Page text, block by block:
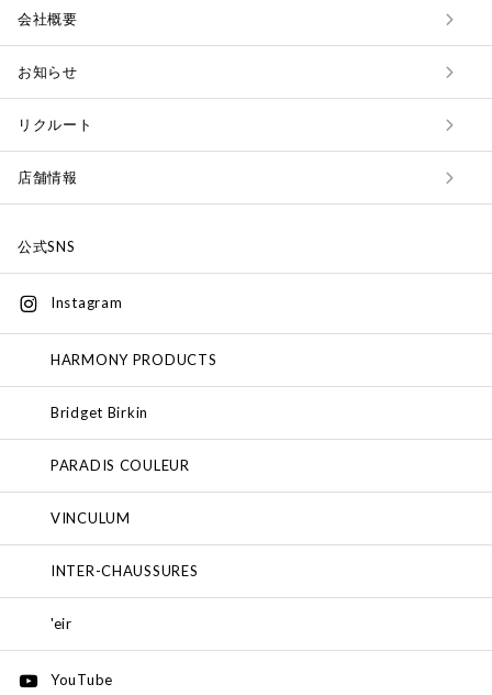
会社概要
お知らせ
リクルート
店舗情報
公式SNS
Instagram
HARMONY PRODUCTS
Bridget Birkin
PARADIS COULEUR
VINCULUM
INTER-CHAUSSURES
'eir
YouTube